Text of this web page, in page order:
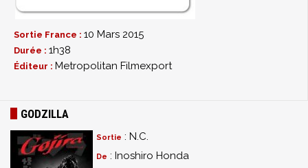
Sortie France : 10 Mars 2015
Durée : 1h38
Éditeur : Metropolitan Filmexport
GODZILLA
Sortie : N.C.
De : Inoshiro Honda